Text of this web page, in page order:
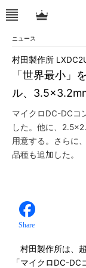
ニュース
「世界最小」
ル、
村田製作所
マイクロDC-DCコ
した。他に、
用意する。さらに
品種も追加した。
Share
村田製作所は、
「マイクロDC-